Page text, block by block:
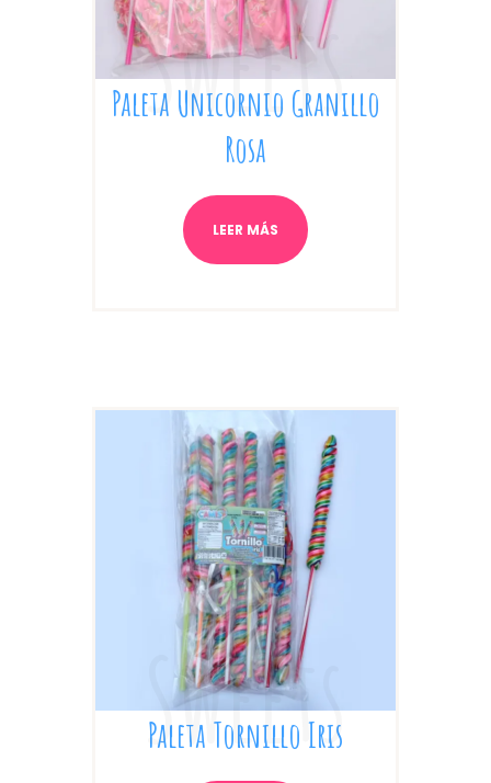
Paleta Unicornio Granillo
Rosa
LEER MÁS
Paleta Tornillo Iris